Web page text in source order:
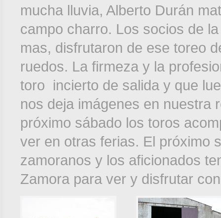
mucha lluvia, Alberto Durán
campo charro. Los socios de
mas, disfrutaron de ese toreo
ruedos. La firmeza y la
toro incierto de salida y que
nos deja imágenes en nuestra
próximo sábado los toros
ver en otras ferias. El próximo
zamoranos y los aficionados
Zamora para ver y disfrutar